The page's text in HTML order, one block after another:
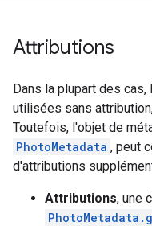
Attributions
Dans la plupart des
utilisées sans
Toutefois, l'objet de
PhotoMetadata , peut
d'attributions
Attributions, une